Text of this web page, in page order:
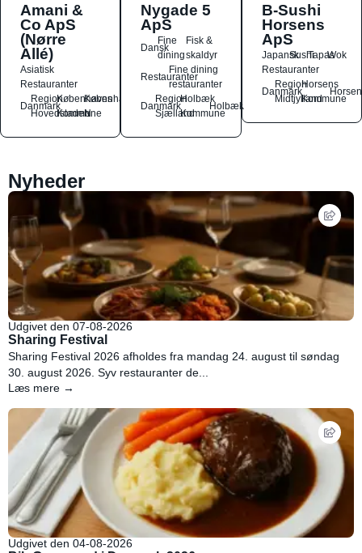
Amani &
Co ApS
(Nørre
Allé)
Asiatisk
Restauranter
Danmark
Region
Hovedstaden
Københavns
Kommune
København
N
Nygade 5
ApS
Dansk
Fine
dining
Fisk &
skaldyr
Restauranter
Fine dining
restauranter
Danmark
Region
Sjælland
Holbæk
Kommune
Holbæk
B-Sushi
Horsens
ApS
JapanskSushiTapasWok
Restauranter
Danmark
Region
Midtjylland
Horsens
Kommune
Nyheder
Udgivet den 07-08-2026
Sharing Festival
Sharing Festival 2026 afholdes fra mandag 24. august til søndag
30. august 2026. Syv restauranter de...
Læs mere →
Udgivet den 04-08-2026